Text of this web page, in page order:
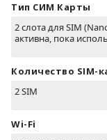
Тип СИМ Карты
2 слота для SIM
активна, пока
Количество SIM-
2 SIM
Wi-Fi